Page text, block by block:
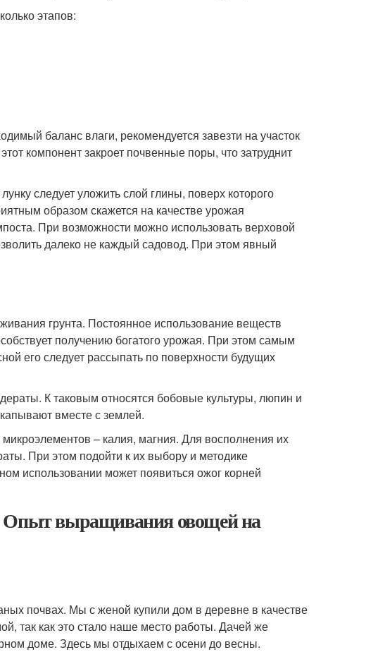
этапов:
баланс влаги, рекомендуется завезти на участок
компонент закроет почвенные поры, что затруднит
следует уложить слой глины, поверх которого
образом скажется на качестве урожая
При возможности можно использовать верховой
далеко не каждый садовод. При этом явный
грунта. Постоянное использование веществ
получению богатого урожая. При этом самым
его следует рассыпать по поверхности будущих
К таковым относятся бобовые культуры, люпин и
вместе с землей.
– калия, магния. Для восполнения их
При этом подойти к их выбору и методике
использовании может появиться ожог корней
Опыт выращивания овощей на
почвах. Мы с женой купили дом в деревне в качестве
так как это стало наше место работы. Дачей же
доме. Здесь мы отдыхаем с осени до весны.